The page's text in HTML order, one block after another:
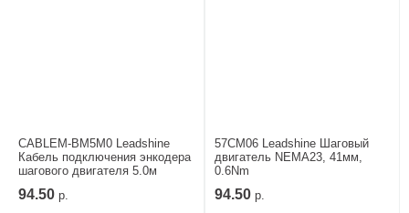
CABLEM-BM5M0 Leadshine
Кабель подключения энкодера
шагового двигателя 5.0м
94.50 р.
57CM06 Leadshine Шаговый
двигатель NEMA23, 41мм,
0.6Nm
94.50 р.